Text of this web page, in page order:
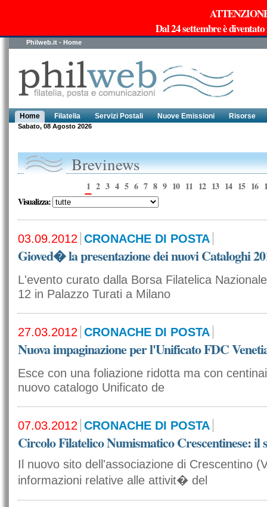
Dal 24 settembre è
Philweb.it - Home
Home Filatelia Servizi Postali Nuove Emissioni Risorse
Sabato, 08 Agosto 2026
Brevinews
1 2 3 4 5 6 7 8 9 10 11 12 13 14 15 16
Visualizza:
03.09.2012 CRONACHE DI POSTA
Gioved� la presentazione dei nuovi Cataloghi
L'evento curato dalla Borsa Filatelica
12 in Palazzo Turati a Milano
27.03.2012 CRONACHE DI POSTA
Nuova impaginazione per l'Unificato FDC
Esce con una foliazione ridotta ma con
nuovo catalogo Unificato de
07.03.2012 CRONACHE DI POSTA
Circolo Filatelico Numismatico Crescentinese: il
Il nuovo sito dell'associazione di Crescentino
informazioni relative alle attivit� del